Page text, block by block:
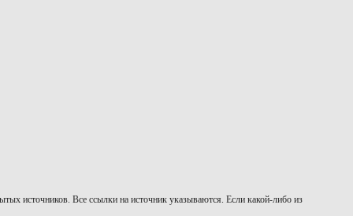
источников. Все ссылки на источник указываются. Если какой-либо из